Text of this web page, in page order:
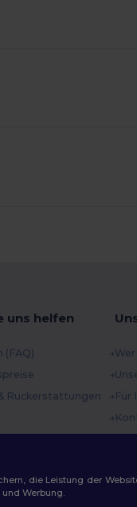
uns helfen
(FAQ)
Rückerstattungen
Für
die Leistung der
Werbung.